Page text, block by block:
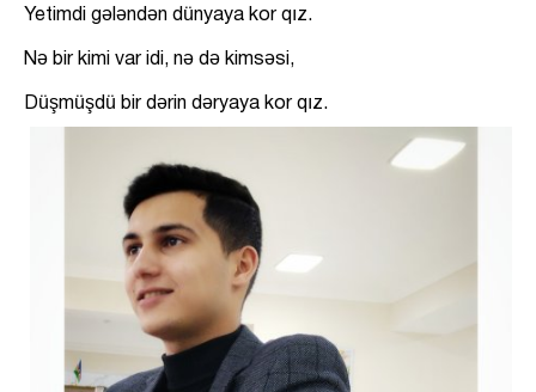
Yetimdi gələndən dünyaya kor qız.
Nə bir kimi var idi, nə də kimsəsi,
Düşmüşdü bir dərin dəryaya kor qız.